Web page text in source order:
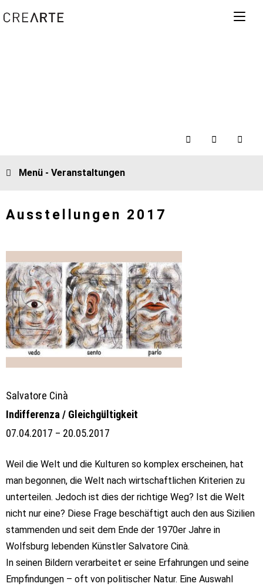
Menü - Veranstaltungen
Ausstellungen 2017
Salvatore Cinà
Indifferenza / Gleichgültigkeit
07.04.2017 – 20.05.2017
Weil die Welt und die Kulturen so komplex erscheinen, hat
man begonnen, die Welt nach wirtschaftlichen Kriterien zu
unterteilen. Jedoch ist dies der richtige Weg? Ist die Welt
nicht nur eine? Diese Frage beschäftigt auch den aus Sizilien
stammenden und seit dem Ende der 1970er Jahre in
Wolfsburg lebenden Künstler Salvatore Cinà.
In seinen Bildern verarbeitet er seine Erfahrungen und seine
Empfindungen – oft von politischer Natur. Eine Auswahl